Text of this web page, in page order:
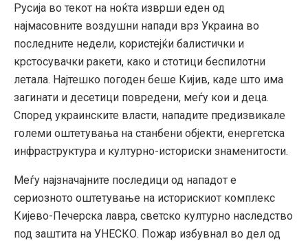
Русија во текот на ноќта изврши еден од
најмасовните воздушни напади врз Украина во
последните недели, користејќи балистички и
крстосувачки ракети, како и стотици беспилотни
летала. Најтешко погоден беше Кијив, каде што има
загинати и десетици повредени, меѓу кои и деца.
Според украинските власти, нападите предизвикале
големи оштетувања на станбени објекти, енергетска
инфраструктура и културно-историски знаменитости.
Меѓу најзначајните последици од нападот е
сериозното оштетување на историскиот комплекс
Кијево-Печерска лавра, светско културно наследство
под заштита на УНЕСКО. Пожар избувнал во дел од